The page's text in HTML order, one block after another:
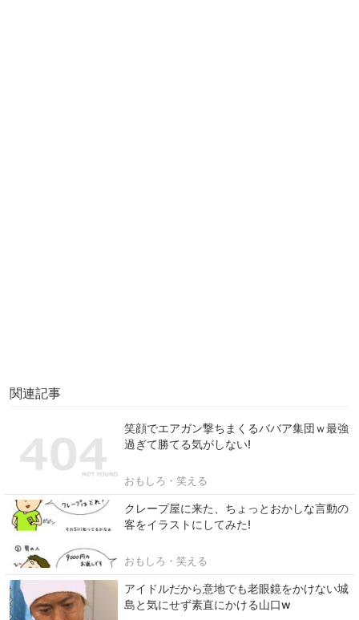
関連記事
笑顔でエアガン撃ちまくるババア集団ｗ最強
過ぎて勝てる気がしない!
おもしろ・笑える
クレープ屋に来た、ちょっとおかしな言動の
客をイラストにしてみた!
おもしろ・笑える
アイドルだから意地でも老眼鏡をかけない城
島と気にせず素直にかける山口w